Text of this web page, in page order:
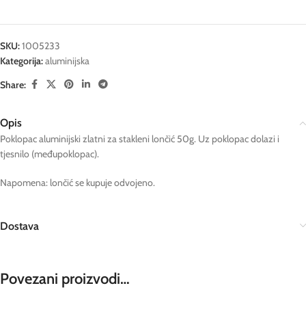
SKU:1005233
Kategorija:aluminijska
Share:
Opis
Poklopac aluminijski zlatni za stakleni lončić 50g. Uz poklopac dolazi i
tjesnilo (međupoklopac).
Napomena: lončić se kupuje odvojeno.
Dostava
Povezani proizvodi…